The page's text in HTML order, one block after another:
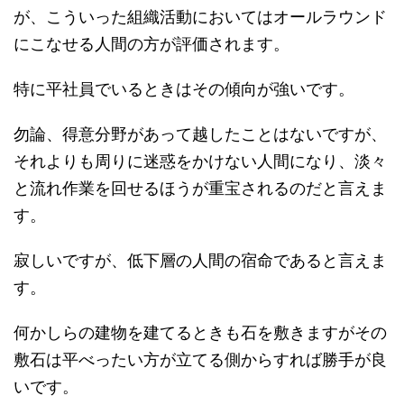
が、こういった組織活動においてはオールラウンド
にこなせる人間の方が評価されます。
特に平社員でいるときはその傾向が強いです。
勿論、得意分野があって越したことはないですが、
それよりも周りに迷惑をかけない人間になり、淡々
と流れ作業を回せるほうが重宝されるのだと言えま
す。
寂しいですが、低下層の人間の宿命であると言えま
す。
何かしらの建物を建てるときも石を敷きますがその
敷石は平べったい方が立てる側からすれば勝手が良
いです。